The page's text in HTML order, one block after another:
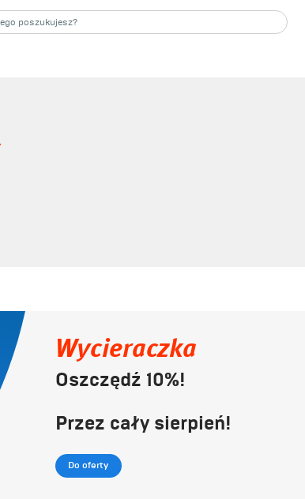
Wycieraczka
Oszczędź 10%!
Przez cały sierpień!
Do oferty